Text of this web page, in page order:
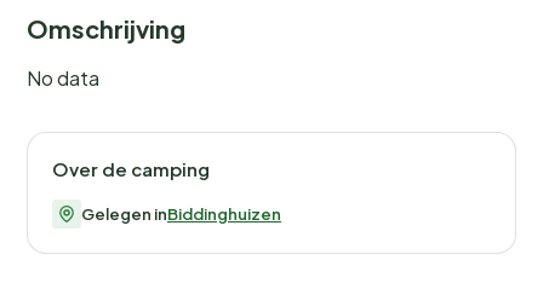
Omschrijving
No data
Over de camping
Gelegen inBiddinghuizen